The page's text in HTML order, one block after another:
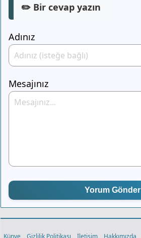
✏️ Bir cevap yazın
Adınız
Mesajınız
Yorum Gönder
Künye Gizlilik Politikası İletişim Hakkımızda